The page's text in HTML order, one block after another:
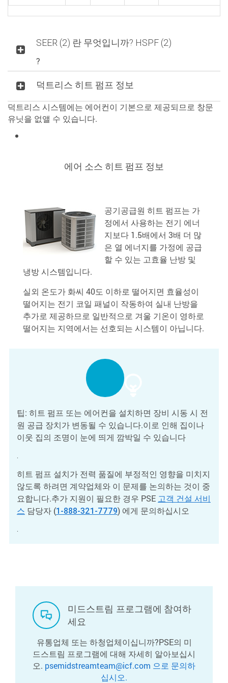
SEER (2) 란 무엇입니까? HSPF (2)
?
덕트리스 히트 펌프 정보
덕트리스 시스템에는 에어컨이 기본으로 제공되므로 창문
유닛을 없앨 수 있습니다.
에어 소스 히트 펌프 정보
공기공급원 히트 펌프는 가
정에서 사용하는 전기 에너
지보다 1.5배에서 3배 더 많
은 열 에너지를 가정에 공급
할 수 있는 고효율 난방 및
냉방 시스템입니다.
실외 온도가 화씨 40도 이하로 떨어지면 효율성이
떨어지는 전기 코일 패널이 작동하여 실내 난방을
추가로 제공하므로 일반적으로 겨울 기온이 영하로
떨어지는 지역에서는 선호되는 시스템이 아닙니다.
팁: 히트 펌프 또는 에어컨을 설치하면 장비 시동 시 전
원 공급 장치가 변동될 수 있습니다.이로 인해 집이나
이웃 집의 조명이 눈에 띄게 깜박일 수 있습니다
.
히트 펌프 설치가 전력 품질에 부정적인 영향을 미치지
않도록 하려면 계약업체와 이 문제를 논의하는 것이 중
요합니다.추가 지원이 필요한 경우 PSE 고객 건설 서비
스 담당자 (1-888-321-7779) 에게 문의하십시오
.
미드스트림 프로그램에 참여하
세요
유통업체 또는 하청업체이십니까?PSE의 미
드스트림 프로그램에 대해 자세히 알아보십시
오. psemidstreamteam@icf.com 으로 문의하
십시오.